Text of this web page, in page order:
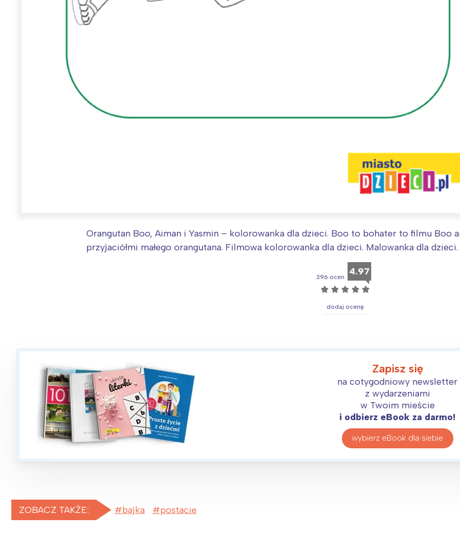
Orangutan Boo, Aiman i Yasmin – kolorowanka dla dzieci. Boo to bohater to filmu Boo
przyjaciółmi małego orangutana. Filmowa kolorowanka dla dzieci. Malowanka dla dzieci.
396 ocen 4.97
☆ ☆ ☆ ☆ ☆
dodaj ocenę
Zapisz się
na cotygodniowy newsletter
z wydarzeniami
w Twoim mieście
i odbierz eBook za darmo!
wybierz eBook dla siebie
ZOBACZ TAKŻE: bajka postacie
Interesują mnie wydarzenia z tego
Trójmiasto
Poznań
Południe
Północ
Wszystkie
Wybieram